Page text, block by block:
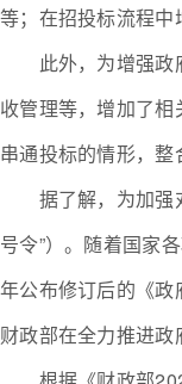
等；在招投标流程
此外，为增强政府
收管理等，增加了
串通投标的情形，
据了解，为加强对
号令”）。随着国家
年公布修订后的《政
财政部在全力推进